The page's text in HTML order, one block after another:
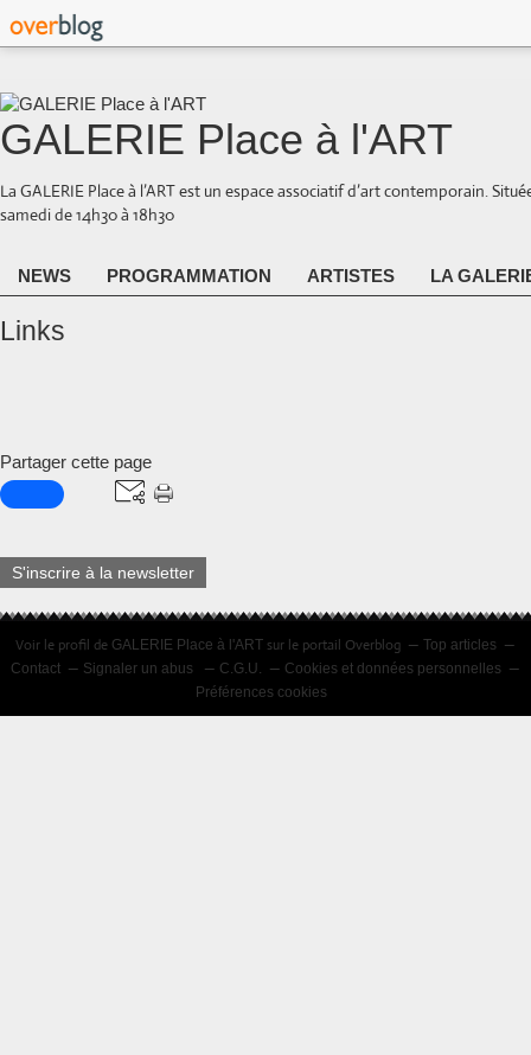
GALERIE Place à l'ART
La GALERIE Place à l’ART est un espace associatif d’art contemporain.
samedi de 14h30 à 18h30
NEWS PROGRAMMATION ARTISTES LA
Links
Partager cette page
S'inscrire à la newsletter
Voir le profil de GALERIE Place à l'ART sur le portail Overblog
Top articles
Contact
Signaler un abus C.G.U.
Cookies et données personnelles
Préférences cookies